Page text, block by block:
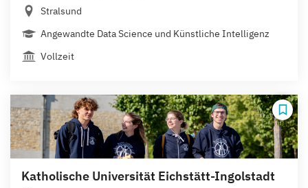
Stralsund
Angewandte Data Science und Künstliche Intelligenz
Vollzeit
Katholische Universität Eichstätt-Ingolstadt